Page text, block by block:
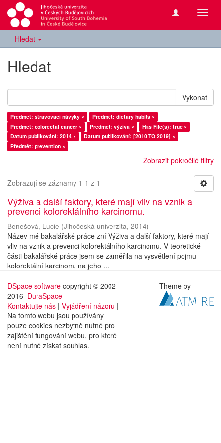
Hledat
Hledat
Vykonat
Předmět: stravovací návyky ×
Předmět: dietary habits ×
Předmět: colorectal cancer ×
Předmět: výživa ×
Has File(s): true ×
Datum publikování: 2014 ×
Datum publikování: [2010 TO 2019] ×
Předmět: prevention ×
Zobrazit pokročilé filtry
Zobrazují se záznamy 1-1 z 1
Výživa a další faktory, které mají vliv na vznik a
prevenci kolorektálního karcinomu.
Benešová, Lucie (Jihočeská univerzita, 2014)
Název mé bakalářské práce zní Výživa a další faktory, které mají
vliv na vznik a prevenci kolorektálního karcinomu. V teoretické
části bakalářské práce jsem se zaměřila na vysvětlení pojmu
kolorektální karcinom, na jeho ...
DSpace software copyright © 2002-
2016 DuraSpace
Kontaktujte nás | Vyjádření názoru |
Na tomto webu jsou používány
pouze cookies nezbytně nutné pro
zajištění fungování webu, pro které
není nutné získat souhlas.
Theme by